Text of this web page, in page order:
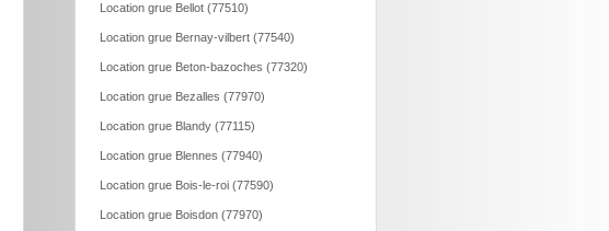
Location grue Bellot (77510)
Location grue Bernay-vilbert (77540)
Location grue Beton-bazoches (77320)
Location grue Bezalles (77970)
Location grue Blandy (77115)
Location grue Blennes (77940)
Location grue Bois-le-roi (77590)
Location grue Boisdon (77970)